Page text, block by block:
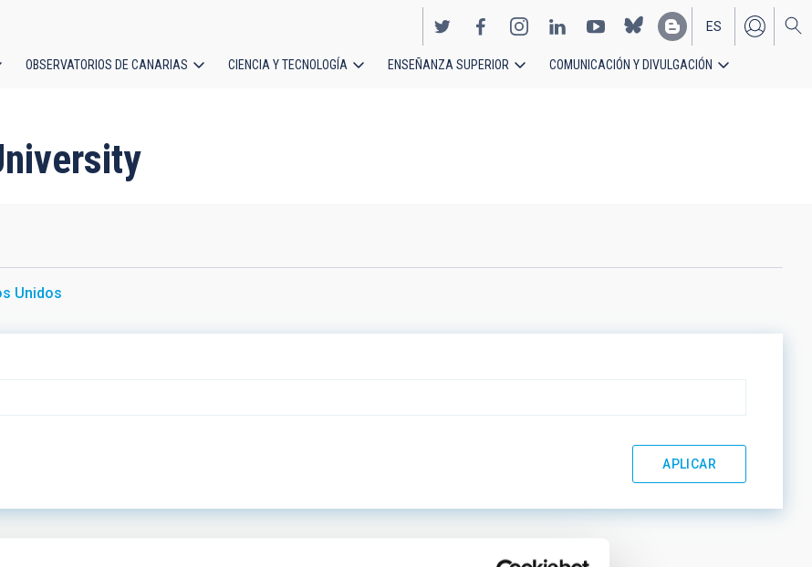
EN
ES
OBSERVATORIOS DE CANARIAS CIENCIA Y TECNOLOGÍA ENSEÑANZA SUPERIOR COMUNICACIÓN Y DIVULGACIÓN
Unidos